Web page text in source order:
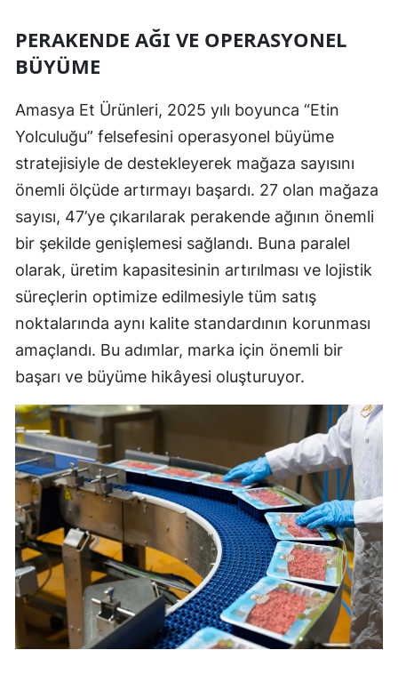
PERAKENDE AĞI VE OPERASYONEL
BÜYÜME
Amasya Et Ürünleri, 2025 yılı boyunca “Etin
Yolculuğu” felsefesini operasyonel büyüme
stratejisiyle de destekleyerek mağaza sayısını
önemli ölçüde artırmayı başardı. 27 olan mağaza
sayısı, 47’ye çıkarılarak perakende ağının önemli
bir şekilde genişlemesi sağlandı. Buna paralel
olarak, üretim kapasitesinin artırılması ve lojistik
süreçlerin optimize edilmesiyle tüm satış
noktalarında aynı kalite standardının korunması
amaçlandı. Bu adımlar, marka için önemli bir
başarı ve büyüme hikâyesi oluşturuyor.